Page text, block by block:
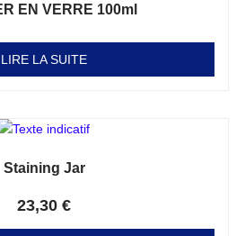
EN VERRE 100ml
LIRE LA SUITE
Staining Jar
23,30 €